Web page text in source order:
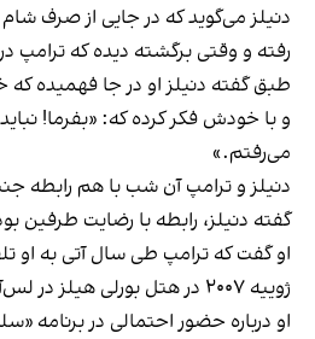
دنیلز می‌گوید که در جایی از صرف
رفته و وقتی برگشته دیده که
طبق گفته دنیلز او در جا فهمیده که
و با خودش فکر کرده که: «بفرما!
می‌رفتم.»
دنیلز و ترامپ آن شب با هم رابطه
گفته دنیلز، رابطه با رضایت طرفین
او گفت که ترامپ طی سال آتی به او
ژوییه ۲۰۰۷ در هتل بورلی
او درباره حضور احتمالی در برنامه